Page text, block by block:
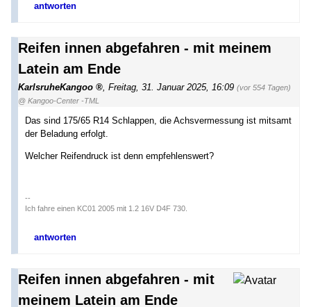
antworten
Reifen innen abgefahren - mit meinem
Latein am Ende
KarlsruheKangoo , Freitag, 31. Januar 2025, 16:09 (vor 554 Tagen)
@ Kangoo-Center -TML
Das sind 175/65 R14 Schlappen, die Achsvermessung ist mitsamt
der Beladung erfolgt.
Welcher Reifendruck ist denn empfehlenswert?
--
Ich fahre einen KC01 2005 mit 1.2 16V D4F 730.
antworten
Reifen innen abgefahren - mit
meinem Latein am Ende